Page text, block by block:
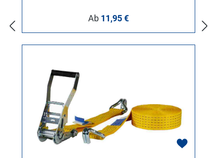
Regulärer Preis:
Ab 11,95 €